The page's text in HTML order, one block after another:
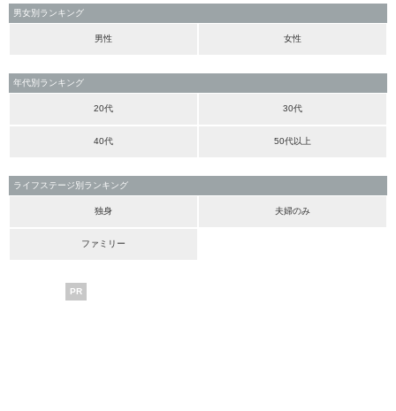
男女別ランキング
男性 女性
年代別ランキング
20代 30代
40代 50代以上
ライフステージ別ランキング
独身 夫婦のみ
ファミリー
PR